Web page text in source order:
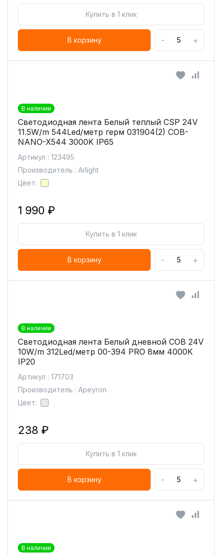
Купить в 1 клик
В корзину - +
В наличии
Светодиодная лента Белый теплый CSP 24V
11.5W/m 544Led/метр герм 031904(2) COB-
NANO-X544 3000K IP65
Артикул : 123495
Производитель : Arlight
Цвет:
1 990 ₽
Купить в 1 клик
В корзину - +
В наличии
Светодиодная лента Белый дневной COB 24V
10W/m 312Led/метр 00-394 PRO 8мм 4000K
IP20
Артикул : 171703
Производитель : Apeyron
Цвет:
238 ₽
Купить в 1 клик
В корзину - +
В наличии